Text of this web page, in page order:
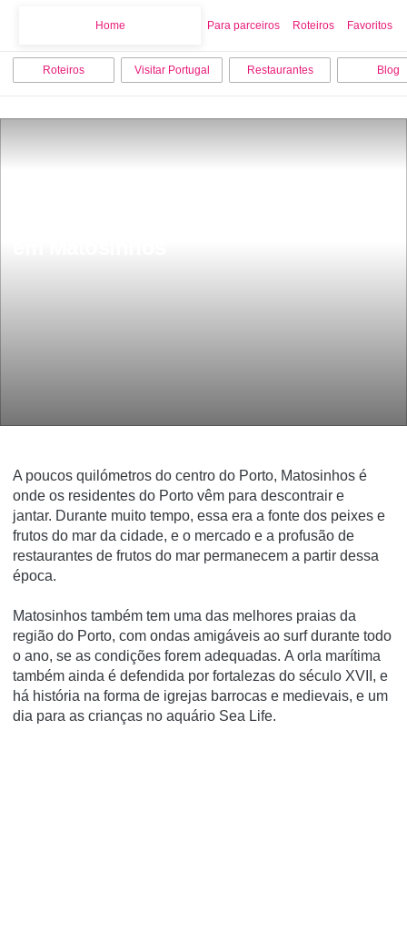
Home Para parceiros Roteiros Favoritos
Roteiros Visitar Portugal Restaurantes Blog
A poucos quilómetros do centro do Porto, Matosinhos é
onde os residentes do Porto vêm para descontrair e
jantar. Durante muito tempo, essa era a fonte dos peixes e
frutos do mar da cidade, e o mercado e a profusão de
restaurantes de frutos do mar permanecem a partir dessa
época.
Matosinhos também tem uma das melhores praias da
região do Porto, com ondas amigáveis ao surf durante todo
o ano, se as condições forem adequadas. A orla marítima
também ainda é defendida por fortalezas do século XVII, e
há história na forma de igrejas barrocas e medievais, e um
dia para as crianças no aquário Sea Life.